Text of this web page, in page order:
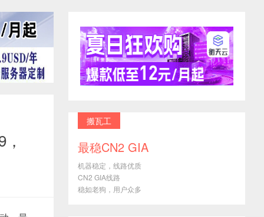
搬瓦工
最稳CN2 GIA
机器稳定，线路优质
CN2 GIA线路
稳如老狗，用户众多